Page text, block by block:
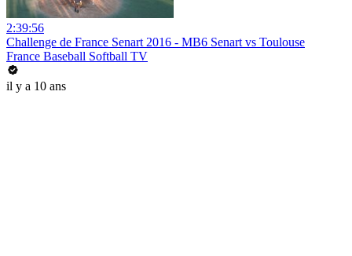
2:39:56
Challenge de France Senart 2016 - MB6 Senart vs Toulouse
France Baseball Softball TV
il y a 10 ans